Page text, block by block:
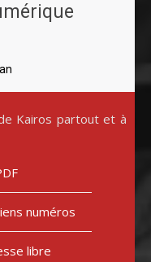
Kairos partout et à
numéros
libre